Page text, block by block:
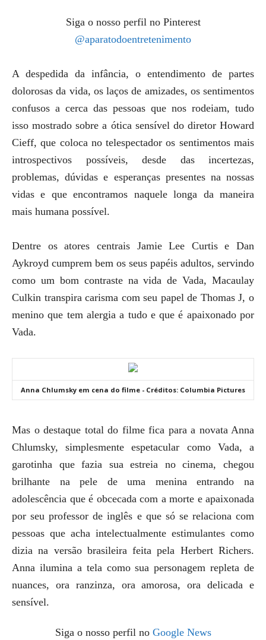
Siga o nosso perfil no Pinterest
@aparatodoentretenimento
A despedida da infância, o entendimento de partes
dolorosas da vida, os laços de amizades, os sentimentos
confusos a cerca das pessoas que nos rodeiam, tudo
isso mostrado sobre a ótica sensível do diretor Howard
Cieff, que coloca no telespectador os sentimentos mais
introspectivos possíveis, desde das incertezas,
problemas, dúvidas e esperanças presentes na nossas
vidas e que encontramos naquele longa da maneira
mais humana possível.
Dentre os atores centrais Jamie Lee Curtis e Dan
Aykroyd cumprem bem os seus papéis adultos, servindo
como um bom contraste na vida de Vada, Macaulay
Culkin transpira carisma com seu papel de Thomas J, o
menino que tem alergia a tudo e que é apaixonado por
Vada.
Anna Chlumsky em cena do filme - Créditos: Columbia Pictures
Mas o destaque total do filme fica para a novata Anna
Chlumsky, simplesmente espetacular como Vada, a
garotinha que fazia sua estreia no cinema, chegou
brilhante na pele de uma menina entrando na
adolescência que é obcecada com a morte e apaixonada
por seu professor de inglês e que só se relaciona com
pessoas que acha intelectualmente estimulantes como
dizia na versão brasileira feita pela Herbert Richers.
Anna ilumina a tela como sua personagem repleta de
nuances, ora ranzinza, ora amorosa, ora delicada e
sensível.
Siga o nosso perfil no Google News